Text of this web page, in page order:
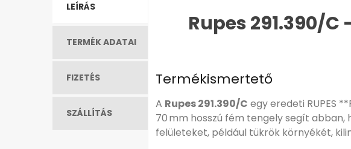
LEÍRÁS
TERMÉK ADATAI
FIZETÉS
SZÁLLÍTÁS
Rupes 291.390/
Termékismertető
A Rupes 291.390/C egy eredeti RUPES
70 mm hosszú fém tengely segít
felületeket, például tükrök környékét,